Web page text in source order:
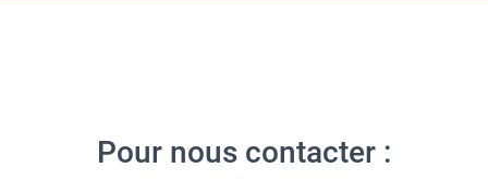
Pour nous contacter :